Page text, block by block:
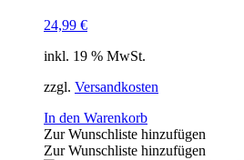
24,99 €
inkl. 19 % MwSt.
zzgl. Versandkosten
In den Warenkorb
Zur Wunschliste hinzufügen
Zur Wunschliste hinzufügen